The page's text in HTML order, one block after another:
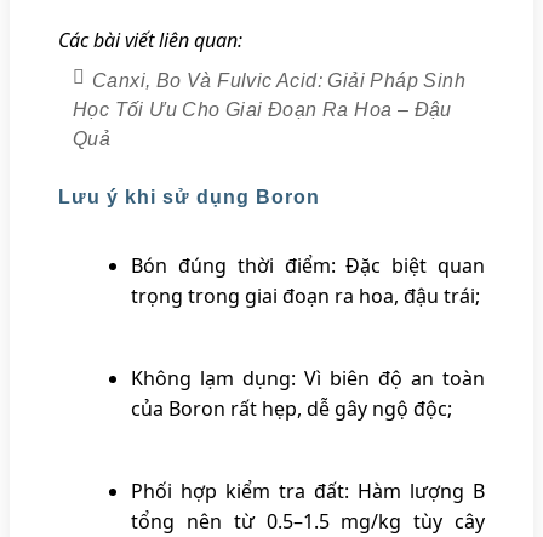
Các bài viết liên quan:
Canxi, Bo Và Fulvic Acid: Giải Pháp Sinh
Học Tối Ưu Cho Giai Đoạn Ra Hoa – Đậu
Quả
Lưu ý khi sử dụng Boron
Bón đúng thời điểm: Đặc biệt quan
trọng trong giai đoạn ra hoa, đậu trái;
Không lạm dụng: Vì biên độ an toàn
của Boron rất hẹp, dễ gây ngộ độc;
Phối hợp kiểm tra đất: Hàm lượng B
tổng nên từ 0.5–1.5 mg/kg tùy cây